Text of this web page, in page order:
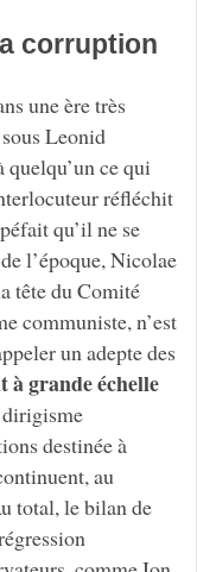
corruption
une ère très
Leonid
ce qui
réfléchit
qu’il ne se
l’époque, Nicolae
tête du Comité
communiste, n’est
un adepte des
à grande échelle
dirigisme
destinée à
au
total, le bilan de